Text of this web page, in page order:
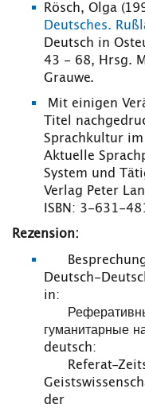
Rösch, Olga
Deutsches.
Deutsch in
43 - 68, Hrsg.
Grauwe.
Mit einigen
Titel
Sprachkultur
Aktuelle
System und
Verlag Peter
ISBN: 3-631-
Rezension:
Besprechung
Deutsch-
in:
гуманитарные
deutsch:
Referat-
der